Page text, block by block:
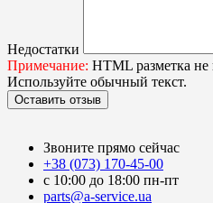
Недостатки
Примечание: HTML разметка не
Используйте обычный текст.
Оставить отзыв
Звоните прямо сейчас
+38 (073) 170-45-00
с 10:00 до 18:00 пн-пт
parts@a-service.ua